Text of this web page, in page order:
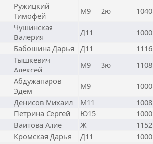
Ружицкий
Тимофей
М9 2ю 1040
Чушинская
Валерия
Д11
1000
Бабошина Дарья Д11
1116
Тышкевич
Алексей
М9 3ю 1108
Абдужапаров
Эдем
М9
1000
Денисов Михаил М11
1008
Петрина Сергей Ю15
1000
Ваитова Алие Ж
1152
Кромская Дарья Д11 1000